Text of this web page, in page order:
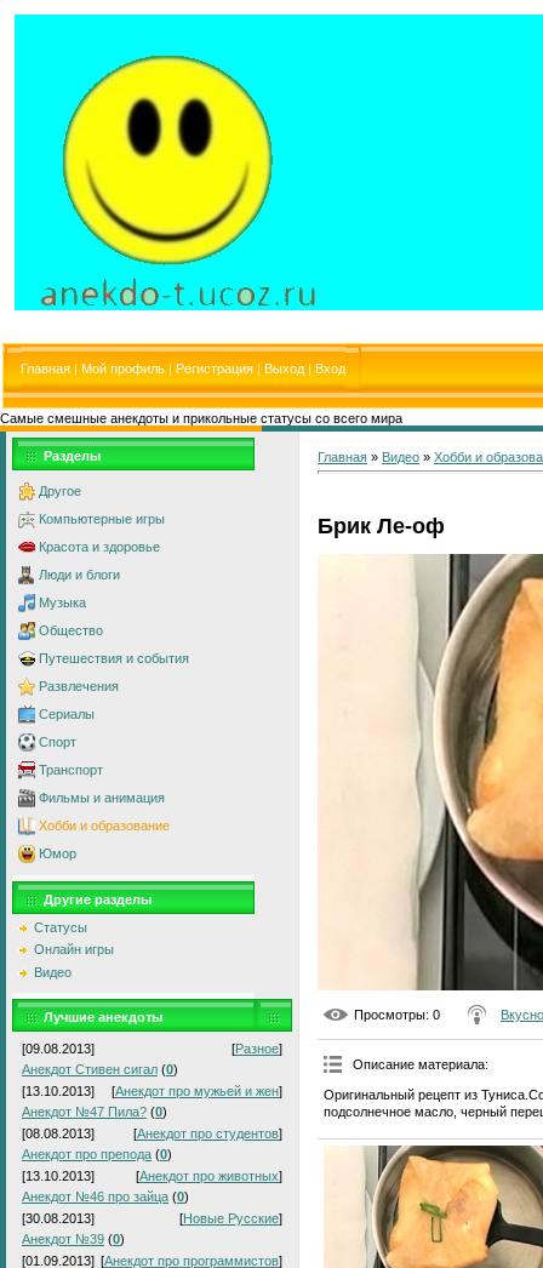
Главная | Мой профиль | Регистрация | Выход | Вход
Самые смешные анекдоты и прикольные статусы со всего мира
Разделы
Другое
Компьютерные игры
Красота и здоровье
Люди и блоги
Музыка
Общество
Путешествия и события
Развлечения
Сериалы
Спорт
Транспорт
Фильмы и анимация
Хобби и образование
Юмор
Другие разделы
Статусы
Онлайн игры
Видео
Лучшие анекдоты
[09.08.2013] [Разное]
Анекдот Стивен сигал (0)
[13.10.2013]
[Анекдот про мужьей и жен]
Анекдот №47 Пила? (0)
[08.08.2013]
[Анекдот про студентов]
Анекдот про препода (0)
[13.10.2013]
[Анекдот про животных]
Анекдот №46 про зайца (0)
[30.08.2013]
[Новые Русские]
Анекдот №39 (0)
[01.09.2013] [Анекдот про программистов]
Главная » Видео » Хобби и
Брик Ле-оф
Просмотры: 0
Описание материала:
Оригинальный рецепт из
подсолнечное масло, черный